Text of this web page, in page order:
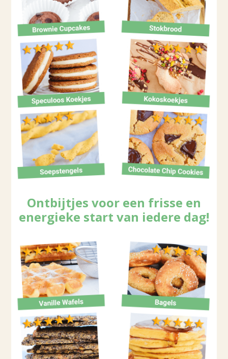
Ontbijtjes voor een frisse en
energieke start van iedere dag!